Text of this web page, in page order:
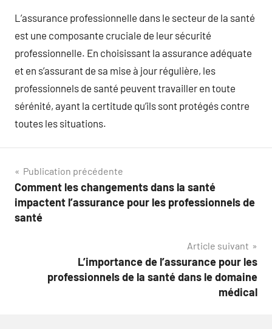
L’assurance professionnelle dans le secteur de la santé
est une composante cruciale de leur sécurité
professionnelle. En choisissant la assurance adéquate
et en s’assurant de sa mise à jour régulière, les
professionnels de santé peuvent travailler en toute
sérénité, ayant la certitude qu’ils sont protégés contre
toutes les situations.
Navigation
de
l’article
Publication précédente
Comment les changements dans la santé
impactent l’assurance pour les professionnels de
santé
Article suivant
L’importance de l’assurance pour les
professionnels de la santé dans le domaine
médical